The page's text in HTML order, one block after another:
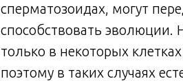
сперматозоидах, могут
способствовать эволюции.
только в некоторых
поэтому в таких случаях